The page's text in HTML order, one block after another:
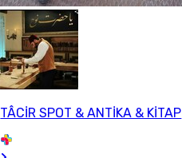
TÂCİR SPOT & ANTİKA & KİTAP